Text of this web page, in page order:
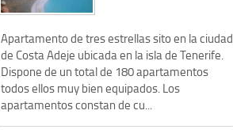
Apartamento de tres estrellas sito en la ciudad
de Costa Adeje ubicada en la isla de Tenerife.
Dispone de un total de 180 apartamentos
todos ellos muy bien equipados. Los
apartamentos constan de cu...